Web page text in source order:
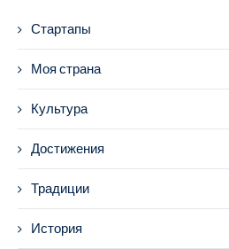
Стартапы
Моя страна
Культура
Достижения
Традиции
История